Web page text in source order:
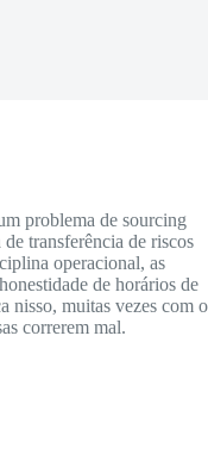
problema de sourcing
transferência de riscos
operacional, as
de horários de
nisso, muitas vezes com o
correrem mal.